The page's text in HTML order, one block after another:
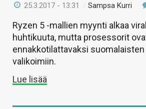
25.3.2017 - 13:31 /Sampsa Kurri
Ryzen 5 -mallien myynti alkaa
huhtikuuta, mutta prosessorit
ennakkotilattavaksi
valikoimiin.
Lue lisää